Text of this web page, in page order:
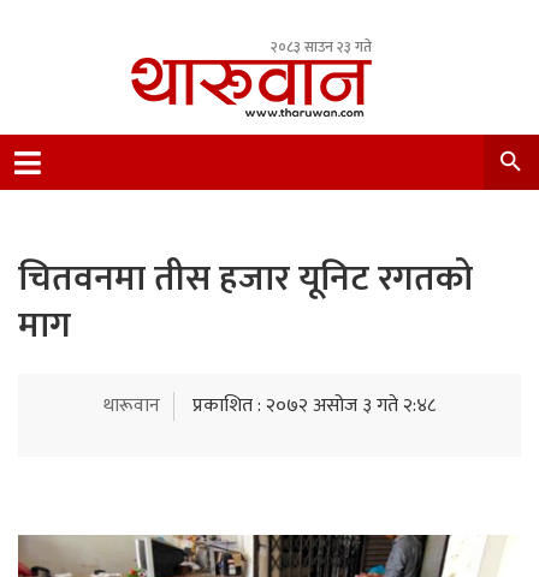
२०८३ साउन २३ गते
Nepal.
चितवनमा तीस हजार यूनिट रगतको
माग
थारूवान प्रकाशित : २०७२ असोज ३ गते २:४८